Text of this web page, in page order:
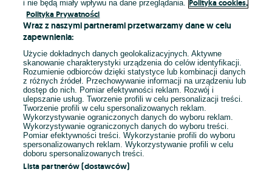
LUB
E-mail
Hasło
i nie będą miały wpływu na dane przeglądania.
Polityka cookies,
Polityka Prywatności
Wraz z naszymi partnerami przetwarzamy dane w celu
zapewnienia:
Użycie dokładnych danych geolokalizacyjnych. Aktywne
skanowanie charakterystyki urządzenia do celów identyfikacji.
Rozumienie odbiorców dzięki statystyce lub kombinacji danych
z różnych źródeł. Przechowywanie informacji na urządzeniu lub
dostęp do nich. Pomiar efektywności reklam. Rozwój i
ulepszanie usług. Tworzenie profili w celu personalizacji treści.
Tworzenie profili w celu spersonalizowanych reklam.
Wykorzystywanie ograniczonych danych do wyboru reklam.
Wykorzystywanie ograniczonych danych do wyboru treści.
Pomiar efektywności treści. Wykorzystanie profili do wyboru
spersonalizowanych reklam. Wykorzystywanie profili w celu
doboru spersonalizowanych treści.
Lista partnerów (dostawców)